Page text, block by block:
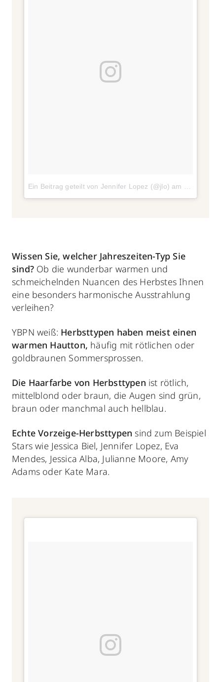
Ein Beitrag geteilt von Jennifer Lopez (@jlo) am 21. Aug
Wissen Sie, welcher Jahreszeiten-Typ Sie
sind? Ob die wunderbar warmen und
schmeichelnden Nuancen des Herbstes Ihnen
eine besonders harmonische Ausstrahlung
verleihen?
YBPN weiß: Herbsttypen haben meist einen
warmen Hautton, häufig mit rötlichen oder
goldbraunen Sommersprossen.
Die Haarfarbe von Herbsttypen ist rötlich,
mittelblond oder braun, die Augen sind grün,
braun oder manchmal auch hellblau.
Echte Vorzeige-Herbsttypen sind zum Beispiel
Stars wie Jessica Biel, Jennifer Lopez, Eva
Mendes, Jessica Alba, Julianne Moore, Amy
Adams oder Kate Mara.